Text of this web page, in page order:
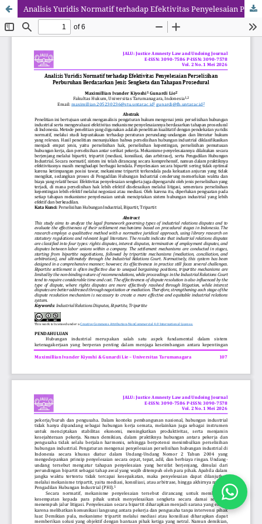
Analisis Yuridis Normatif terhadap Efektivitas Penyelesaian Perselisihan Perburuhan Berdasarkan Jenis Sengketa dan Tahapan Prosedural